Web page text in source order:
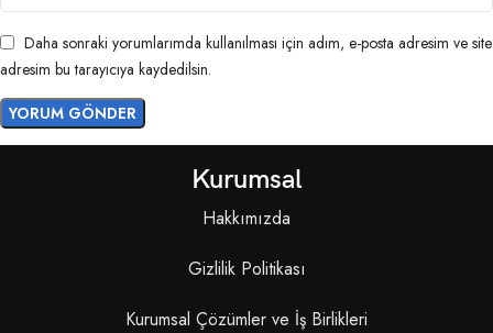
Daha sonraki yorumlarımda kullanılması için adım, e-posta adresim ve site
adresim bu tarayıcıya kaydedilsin.
Kurumsal
Hakkımızda
Gizlilik Politikası
Kurumsal Çözümler ve İş Birlikleri